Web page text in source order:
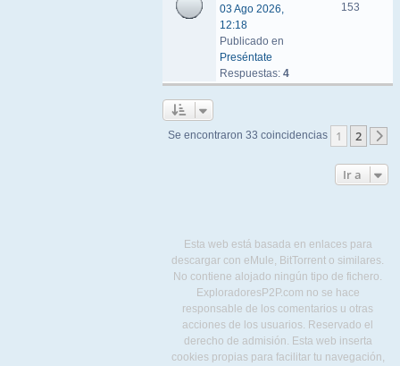
03 Ago 2026,
12:18
Publicado en
Preséntate
Respuestas: 4
153
Se encontraron 33 coincidencias 1 2
Ir a
Esta web está basada en enlaces para
descargar con eMule, BitTorrent o similares.
No contiene alojado ningún tipo de fichero.
ExploradoresP2P.com no se hace
responsable de los comentarios u otras
acciones de los usuarios. Reservado el
derecho de admisión. Esta web inserta
cookies propias para facilitar tu navegación,